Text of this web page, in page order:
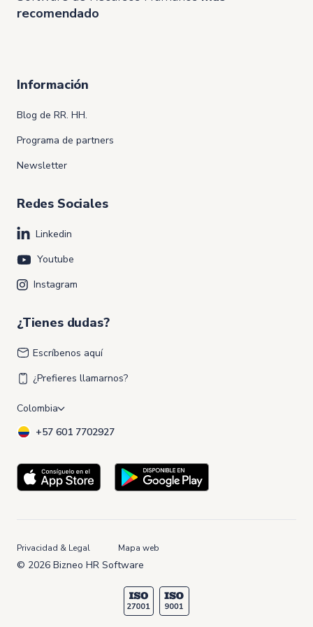
recomendado
Información
Blog de RR. HH.
Programa de partners
Newsletter
Redes Sociales
Linkedin
Youtube
Instagram
¿Tienes dudas?
Escríbenos aquí
¿Prefieres llamarnos?
+57 601 7702927
Privacidad & Legal Mapa web
© 2026 Bizneo HR Software